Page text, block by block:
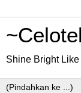
Shine Bright